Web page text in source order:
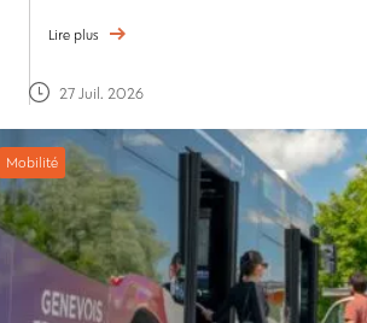
Lire plus
27 Juil. 2026
Mobilité